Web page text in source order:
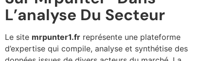
L’analyse Du Secteur
Le site mrpunter1.fr représente une plateforme
d’expertise qui compile, analyse et synthétise des